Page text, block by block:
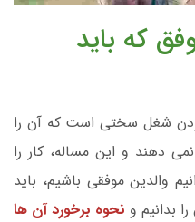
که باید
شغل سختی است که آن را
دهند و این مساله، کار را
والدین موفقی باشیم، باید
بدانیم و نحوه برخورد آن ها